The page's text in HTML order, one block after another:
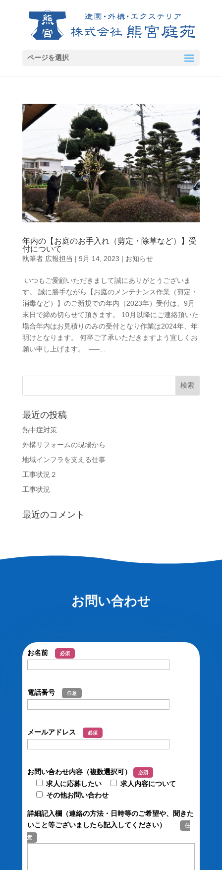
ページを選択
年内の【お庭のお手入れ（剪定・除草など）】受
付について
執筆者 広報担当 | 9月 14, 2023 | お知らせ
いつもご愛顧いただきまして誠にありがとうございま
す。 誠に勝手ながら【お庭のメンテナンス作業（剪定・
消毒など）】のご新規での年内（2023年）受付は、9月
末日で締め切らせて頂きます。 10月以降にご連絡頂いた
場合年内はお見積りのみの受付となり作業は2024年、年
明けとなります。 何卒ご了承いただきますよう宜しくお
願い申し上げます。 —–...
最近の投稿
熱中症対策
外構リフォームの現場から
地域インフラを支える仕事
工事状況２
工事状況
最近のコメント
お問い合わせ
お名前 必須
電話番号 任意
メールアドレス 必須
お問い合わせ内容（複数選択可） 必須
求人に応募したい
求人内容について
その他お問い合わせ
詳細記入欄（連絡の方法・日時等のご希望や、聞きた
いこと等ございましたら記入してください）
任
意